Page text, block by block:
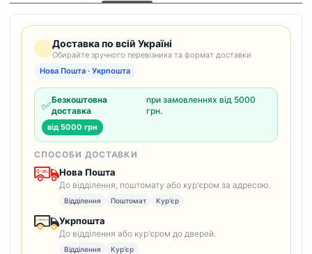
Доставка по всій Україні
Обирайте зручного перевізника та формат доставки
Нова Пошта · Укрпошта
✅Безкоштовна
доставка
при замовленнях від 5000
грн.
від 5000 грн
СПОСОБИ ДОСТАВКИ
Нова Пошта
До відділення, поштомату або кур'єром за адресою.
Відділення Поштомат Кур'єр
Укрпошта
До відділення або кур'єром до дверей.
Відділення Кур'єр